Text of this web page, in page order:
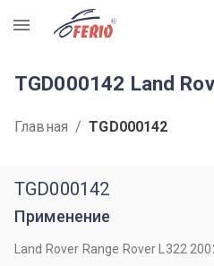
R
TGD000142 Land
Главная / TGD000142
TGD000142
Применение
Land Rover Range Rover L322